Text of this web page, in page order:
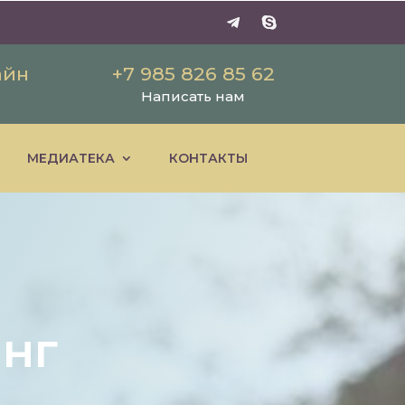
+7 985 826 85 62
Написать нам
МЕДИАТЕКА КОНТАКТЫ